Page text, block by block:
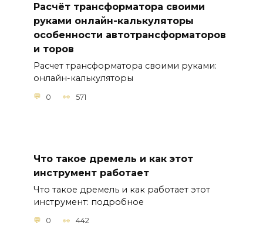
Расчёт трансформатора своими
руками онлайн-калькуляторы
особенности автотрансформаторов
и торов
Расчет трансформатора своими руками:
онлайн-калькуляторы
0 571
Что такое дремель и как этот
инструмент работает
Что такое дремель и как работает этот
инструмент: подробное
0 442